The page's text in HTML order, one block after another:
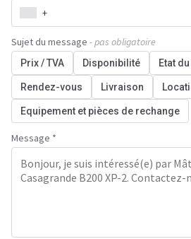
+
Sujet du message - pas obligatoire
Prix / TVA Disponibilité Etat
Rendez-vous Livraison
Equipement et pièces de rechange
Message *